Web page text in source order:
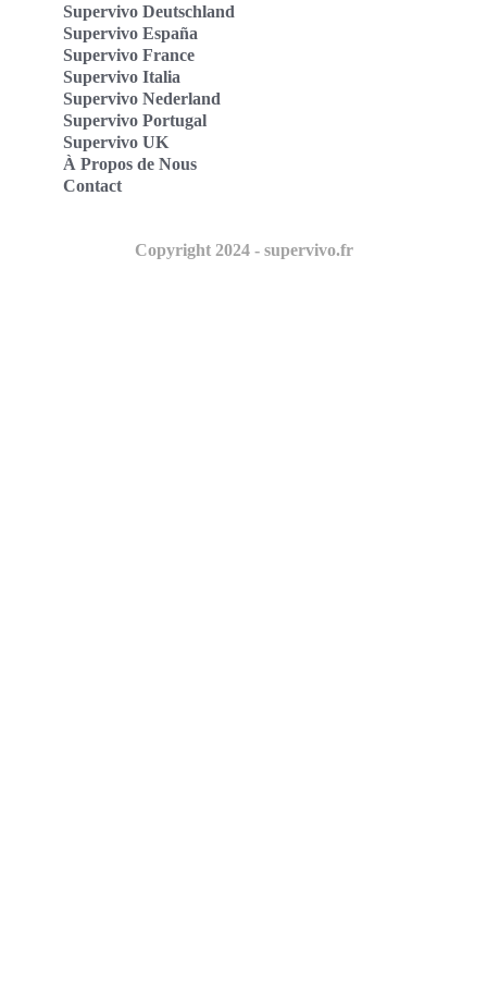
Supervivo Deutschland
Supervivo España
Supervivo France
Supervivo Italia
Supervivo Nederland
Supervivo Portugal
Supervivo UK
À Propos de Nous
Contact
Copyright 2024 - supervivo.fr